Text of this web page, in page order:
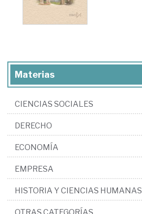
Materias
CIENCIAS SOCIALES
DERECHO
ECONOMÍA
EMPRESA
HISTORIA Y CIENCIAS HUMANAS